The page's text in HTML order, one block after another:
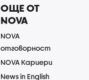
ОЩЕ ОТ
NOVA
NOVA
отговорност
NOVA Кариери
News in English